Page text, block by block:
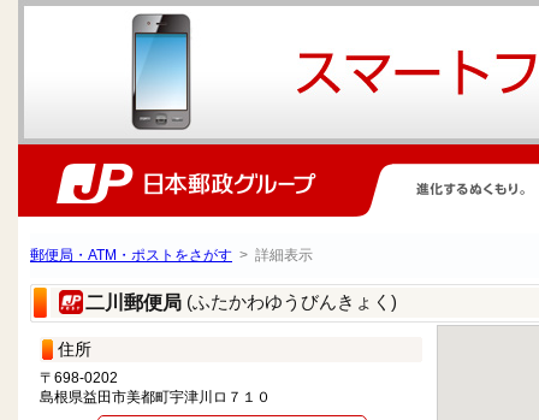
郵便局・ATM・ポストをさがす > 詳細表示
二川郵便局 (ふたかわゆうびんきょく)
住所
〒698-0202
島根県益田市美都町宇津川ロ７１０